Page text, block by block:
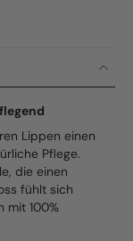
Lippen einen
Pflege.
die einen
fühlt sich
mit 100%